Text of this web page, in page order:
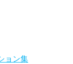
ョン集